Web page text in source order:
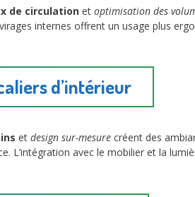
de circulationet optimisation des
internes offrent un usage plus
d’intérieur
et design sur-mesurecréent des
L’intégration avec le mobilier et la